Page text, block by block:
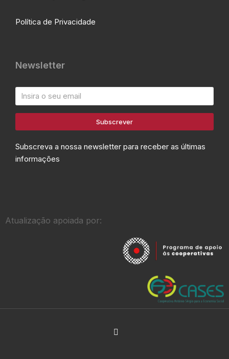
Política de Privacidade
Newsletter
Subscrever
Subscreva a nossa newsletter para receber as últimas
informações
Atualização apoiada por: